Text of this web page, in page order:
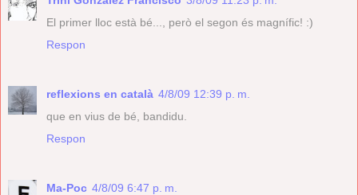
El primer lloc està bé..., però el segon és magnífic! :)
Respon
reflexions en català 4/8/09 12:39 p. m.
que en vius de bé, bandidu.
Respon
Ma-Poc 4/8/09 6:47 p. m.